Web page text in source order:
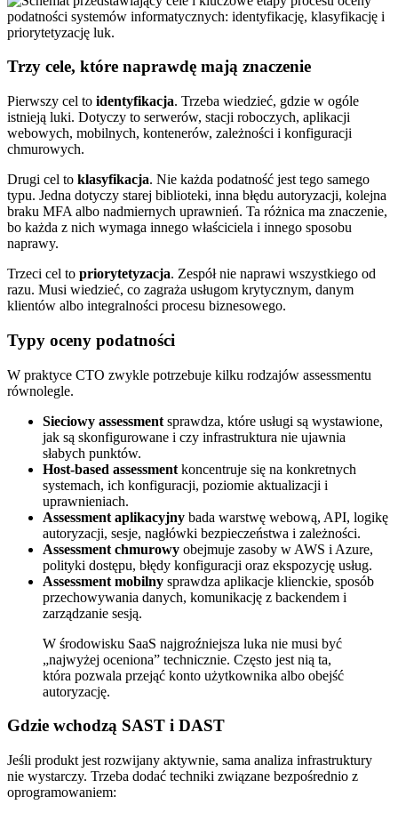
Trzy cele, które naprawdę mają znaczenie
Pierwszy cel to identyfikacja. Trzeba wiedzieć, gdzie w ogóle
istnieją luki. Dotyczy to serwerów, stacji roboczych, aplikacji
webowych, mobilnych, kontenerów, zależności i konfiguracji
chmurowych.
Drugi cel to klasyfikacja. Nie każda podatność jest tego samego
typu. Jedna dotyczy starej biblioteki, inna błędu autoryzacji, kolejna
braku MFA albo nadmiernych uprawnień. Ta różnica ma znaczenie,
bo każda z nich wymaga innego właściciela i innego sposobu
naprawy.
Trzeci cel to priorytetyzacja. Zespół nie naprawi wszystkiego od
razu. Musi wiedzieć, co zagraża usługom krytycznym, danym
klientów albo integralności procesu biznesowego.
Typy oceny podatności
W praktyce CTO zwykle potrzebuje kilku rodzajów assessmentu
równolegle.
Sieciowy assessment sprawdza, które usługi są wystawione,
jak są skonfigurowane i czy infrastruktura nie ujawnia
słabych punktów.
Host-based assessment koncentruje się na konkretnych
systemach, ich konfiguracji, poziomie aktualizacji i
uprawnieniach.
Assessment aplikacyjny bada warstwę webową, API, logikę
autoryzacji, sesje, nagłówki bezpieczeństwa i zależności.
Assessment chmurowy obejmuje zasoby w AWS i Azure,
polityki dostępu, błędy konfiguracji oraz ekspozycję usług.
Assessment mobilny sprawdza aplikacje klienckie, sposób
przechowywania danych, komunikację z backendem i
zarządzanie sesją.
W środowisku SaaS najgroźniejsza luka nie musi być
„najwyżej oceniona” technicznie. Często jest nią ta,
która pozwala przejąć konto użytkownika albo obejść
autoryzację.
Gdzie wchodzą SAST i DAST
Jeśli produkt jest rozwijany aktywnie, sama analiza infrastruktury
nie wystarczy. Trzeba dodać techniki związane bezpośrednio z
oprogramowaniem: